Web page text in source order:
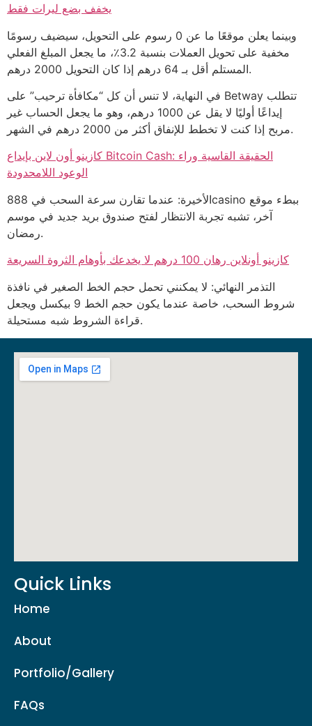
يخفف بضع ليرات فقط
وبينما يعلن موقعًا ما عن 0 رسوم على التحويل، سيضيف رسومًا
مخفية على تحويل العملات بنسبة 3.2٪، ما يجعل المبلغ الفعلي
المستلم أقل بـ 64 درهم إذا كان التحويل 2000 درهم.
في النهاية، لا تنس أن كل “مكافأة ترحيب” على Betway تتطلب
إيداعًا أوليًا لا يقل عن 1000 درهم، وهو ما يجعل الحساب غير
مربح إذا كنت لا تخطط للإنفاق أكثر من 2000 درهم في الشهر.
كازينو أون لاين بإيداع Bitcoin Cash: الحقيقة القاسية وراء
الوعود اللامحدودة
الأخيرة: عندما تقارن سرعة السحب في 888casino ببطء موقع
آخر، تشبه تجربة الانتظار لفتح صندوق بريد جديد في موسم
رمضان.
كازينو أونلاين رهان 100 درهم لا يخدعك بأوهام الثروة السريعة
التذمر النهائي: لا يمكنني تحمل حجم الخط الصغير في نافذة
شروط السحب، خاصة عندما يكون حجم الخط 9 بيكسل ويجعل
قراءة الشروط شبه مستحيلة.
Quick Links
Home
About
Portfolio/Gallery
FAQs